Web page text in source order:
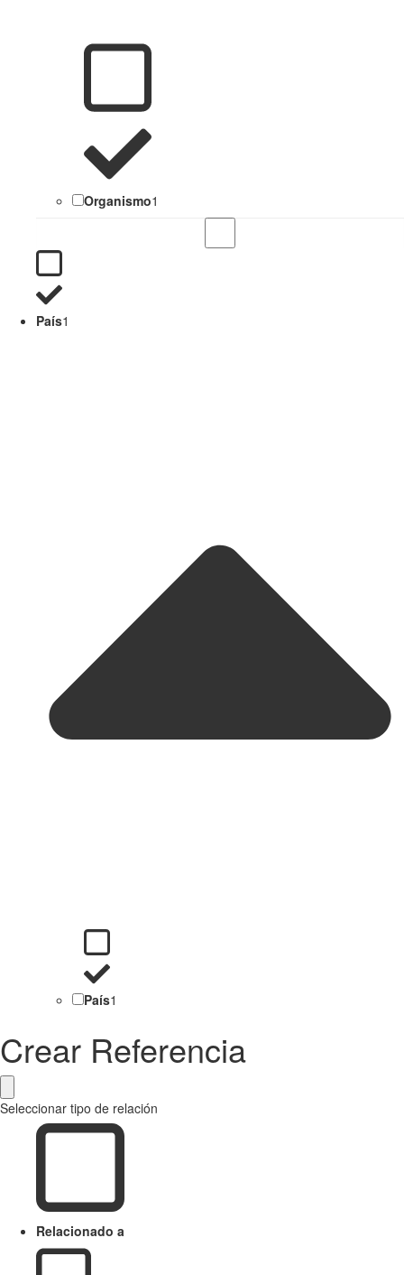
Organismo1
País1
País1
Crear Referencia
Seleccionar tipo de relación
Relacionado a